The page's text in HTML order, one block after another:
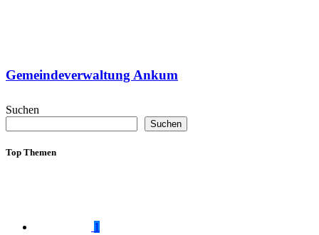
Gemeindeverwaltung Ankum
Suchen
Suchen
Top Themen
1